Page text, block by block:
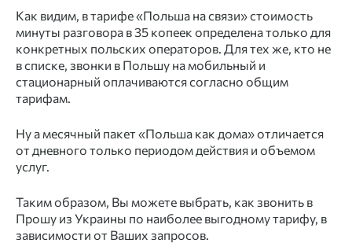
Как видим, в тарифе «Польша на связи» стоимость
минуты разговора в 35 копеек определена только для
конкретных польских операторов. Для тех же, кто не
в списке, звонки в Польшу на мобильный и
стационарный оплачиваются согласно общим
тарифам.
Ну а месячный пакет «Польша как дома» отличается
от дневного только периодом действия и объемом
услуг.
Таким образом, Вы можете выбрать, как звонить в
Прошу из Украины по наиболее выгодному тарифу, в
зависимости от Ваших запросов.